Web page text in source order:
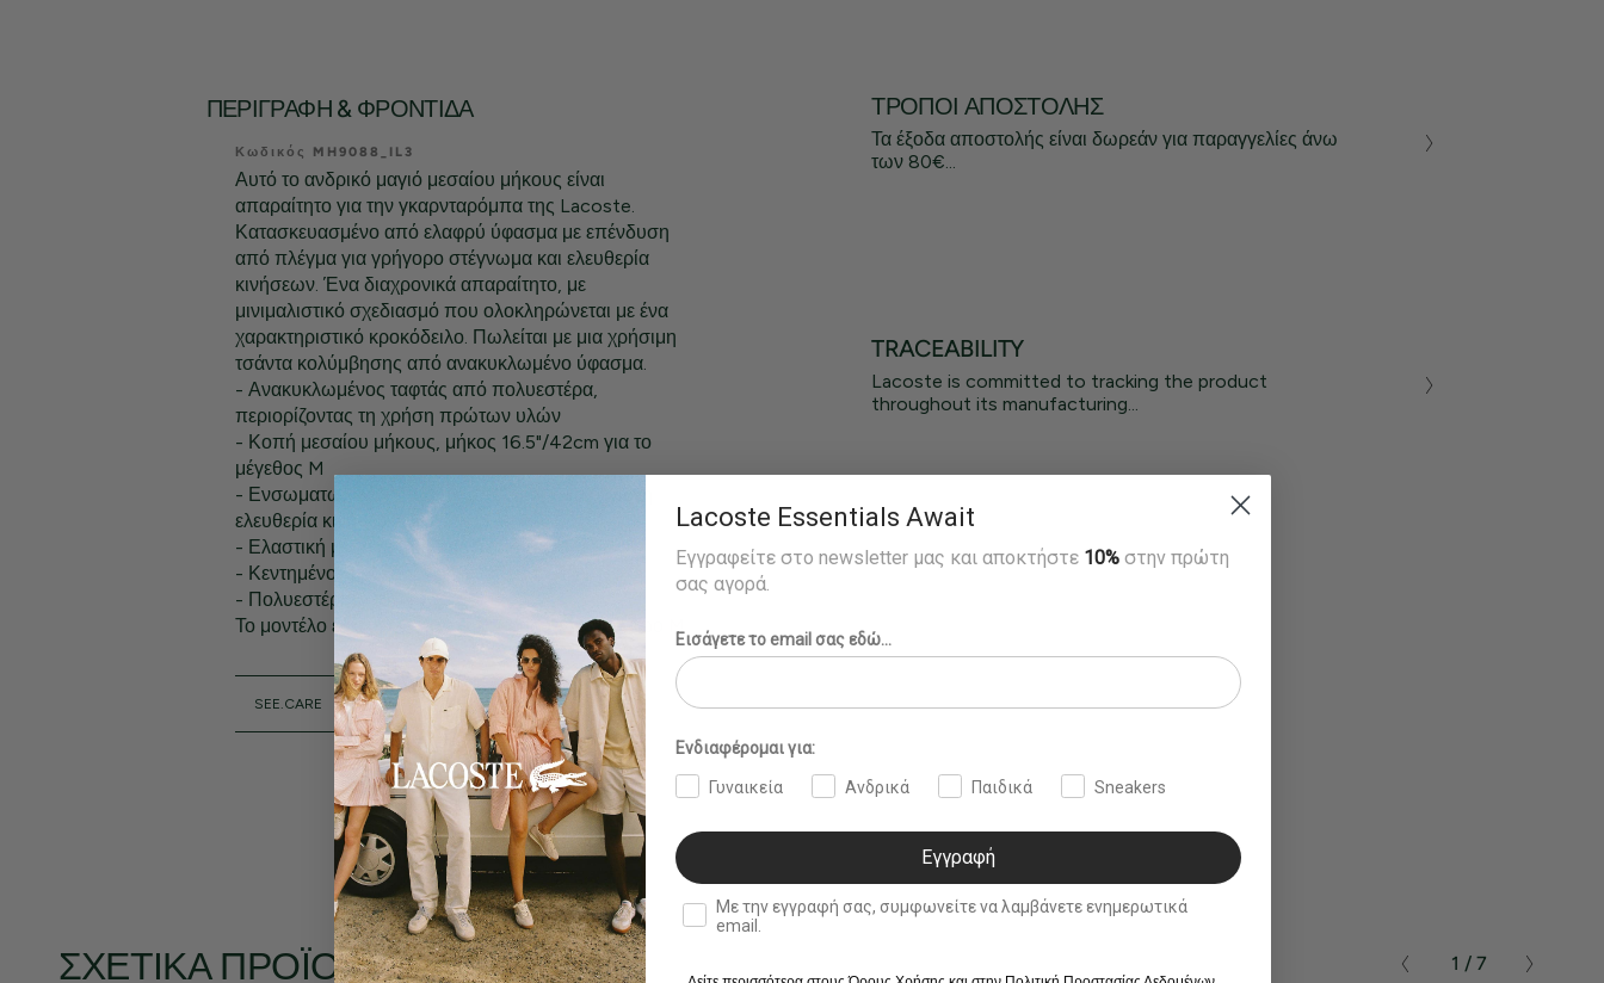
ΠΕΡΙΓΡΑΦΉ & ΦΡΟΝΤΊΔΑ
Κωδικός MH9088_IL3
Αυτό το ανδρικό μαγιό μεσαίου μήκους είναι
απαραίτητο για την γκαρνταρόμπα της Lacoste.
Κατασκευασμένο από ελαφρύ ύφασμα με επένδυση
από πλέγμα για γρήγορο στέγνωμα και ελευθερία
κινήσεων. Ένα διαχρονικά απαραίτητο, με
μινιμαλιστικό σχεδιασμό που ολοκληρώνεται με ένα
χαρακτηριστικό κροκόδειλο. Πωλείται με μια χρήσιμη
τσάντα κολύμβησης από ανακυκλωμένο ύφασμα.
- Ανακυκλωμένος ταφτάς από πολυεστέρα,
περιορίζοντας τη χρήση πρώτων υλών
- Κοπή μεσαίου μήκους, μήκος 16.5"/42cm για το
μέγεθος M
- Ενσωματωμένο διχτυωτό μποξεράκι για μέγιστη
ελευθερία κινήσεων
- Ελαστική μέση με κορδόνι περίσφιξης
- Κεντημένος κροκόδειλος στο δεξί πόδι
- Πολυεστέρας (100%)
Το μοντέλο έχει ύψος 1,80 μ. και φοράει το νούμερο M
SEE.CARE
ΤΡΌΠΟΙ ΑΠΟΣΤΟΛΉΣ
Τα έξοδα αποστολής είναι δωρεάν για παραγγελίες άνω
των 80€...
TRACEABILITY
Lacoste is committed to tracking the product
throughout its manufacturing...
ΣΧΕΤΙΚΆ ΠΡΟΪΌΝΤΑ 1 / 7
Lacoste Essentials Await
Εγγραφείτε στο newsletter μας και αποκτήστε 10% στην πρώτη
σας αγορά.
Εισάγετε το email σας εδώ...
Ενδιαφέρομαι για:
Γυναικεία Ανδρικά Παιδικά Sneakers
Εγγραφή
double opt in
Με την εγγραφή σας, συμφωνείτε να λαμβάνετε ενημερωτικά
email.